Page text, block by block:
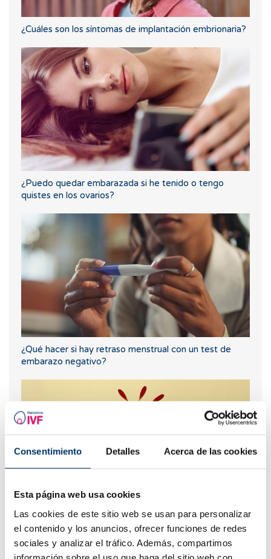
Consentimiento Detalles Acerca de las cookies
Esta página web usa cookies
Las cookies de este sitio web se usan para personalizar
el contenido y los anuncios, ofrecer funciones de redes
sociales y analizar el tráfico. Además, compartimos
¿Cuáles son los síntomas de implantación embrionaria?
¿Puedo quedar embarazada si he tenido o tengo
quistes en los ovarios?
¿Qué hacer si hay retraso menstrual con un test de
embarazo negativo?
Flujo marrón: causas, relación con la regla y el
embarazo